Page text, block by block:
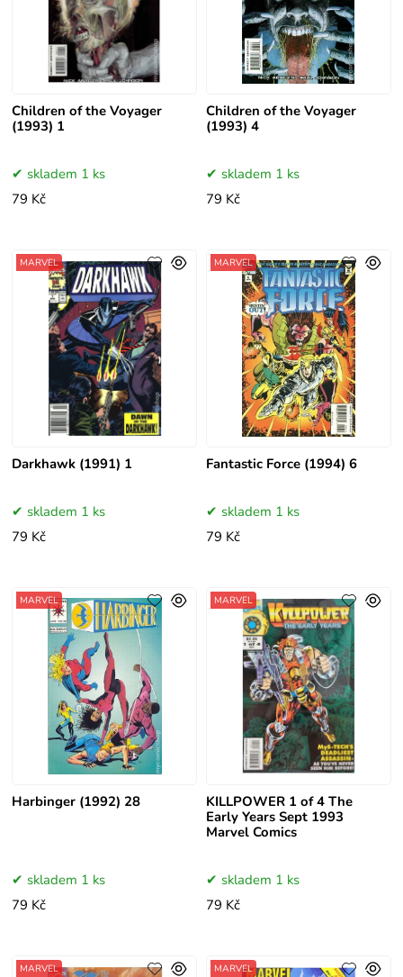
Children of the Voyager
(1993) 1
skladem 1 ks
79 Kč
Children of the Voyager
(1993) 4
skladem 1 ks
79 Kč
Darkhawk (1991) 1
MARVEL
skladem 1 ks
79 Kč
Fantastic Force (1994) 6
MARVEL
skladem 1 ks
79 Kč
Harbinger (1992) 28
MARVEL
skladem 1 ks
79 Kč
KILLPOWER 1 of 4 The
Early Years Sept 1993
Marvel Comics
MARVEL
skladem 1 ks
79 Kč
MARVEL MARVEL